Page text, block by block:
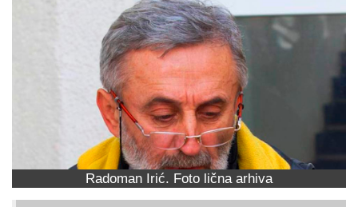
Radoman Irić. Foto lična arhiva